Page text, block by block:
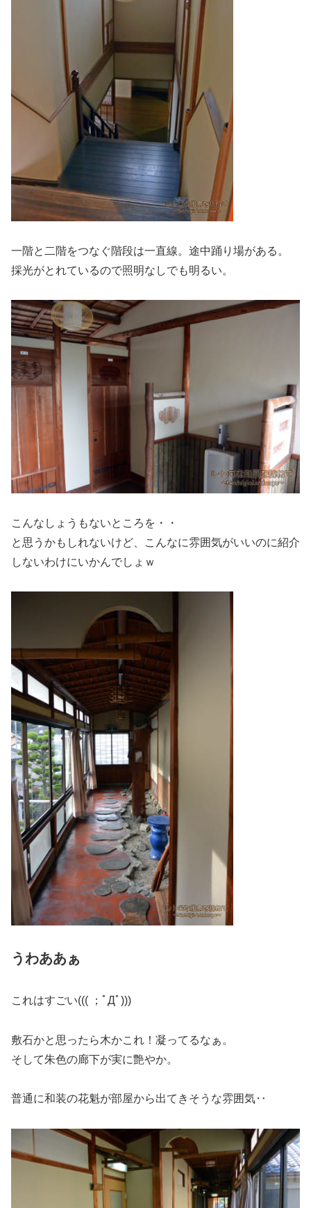
一階と二階をつなぐ階段は一直線。途中踊り場がある。
採光がとれているので照明なしでも明るい。
こんなしょうもないところを・・
と思うかもしれないけど、こんなに雰囲気がいいのに紹介
しないわけにいかんでしょｗ
うわああぁ
これはすごい((( ；ﾟДﾟ)))
敷石かと思ったら木かこれ！凝ってるなぁ。
そして朱色の廊下が実に艶やか。
普通に和装の花魁が部屋から出てきそうな雰囲気‥